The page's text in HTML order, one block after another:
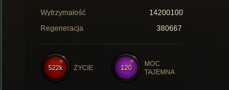
Wytrzymałość
14200100
Regeneracja
380667
120
MOC
TAJEMNA
522k ŻYCIE